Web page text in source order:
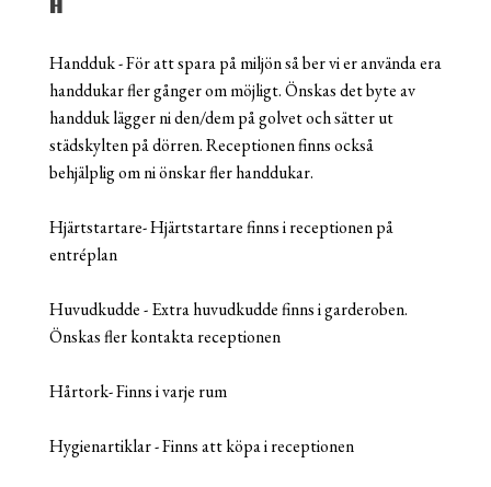
H
Handduk - För att spara på miljön så ber vi er använda era
handdukar fler gånger om möjligt. Önskas det byte av
handduk lägger ni den/dem på golvet och sätter ut
städskylten på dörren. Receptionen finns också
behjälplig om ni önskar fler handdukar.
Hjärtstartare- Hjärtstartare finns i receptionen på
entréplan
Huvudkudde - Extra huvudkudde finns i garderoben.
Önskas fler kontakta receptionen
Hårtork- Finns i varje rum
Hygienartiklar - Finns att köpa i receptionen